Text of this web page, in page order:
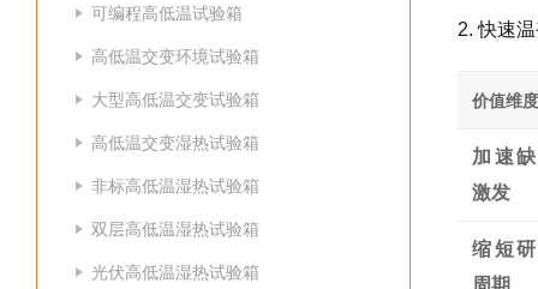
可编程高低温试验箱
高低温交变环境试验箱
大型高低温交变试验箱
高低温交变湿热试验箱
非标高低温湿热试验箱
双层高低温湿热试验箱
光伏高低温湿热试验箱
2. 快速
价值维度
加速
激发
缩短
周期